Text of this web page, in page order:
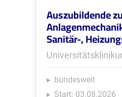
Auszubildende zu
Sanitär-,
bundesweit
Start: 03.08.2026